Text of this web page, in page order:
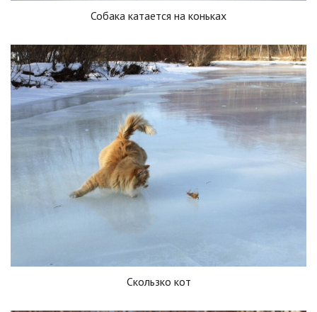
Собака катается на коньках
Скользко кот